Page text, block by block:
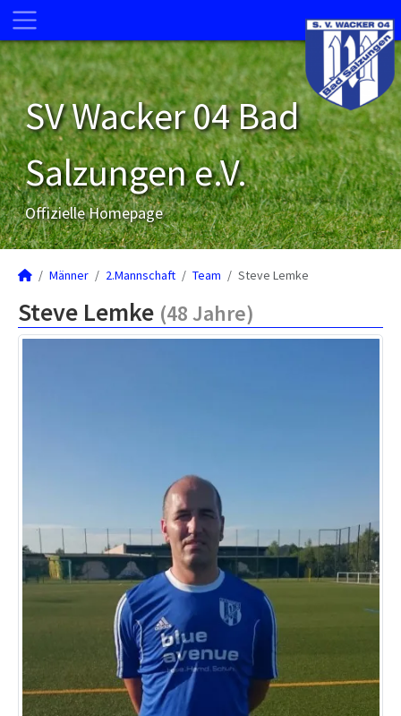
SV Wacker 04 Bad
Salzungen e.V.
Offizielle Homepage
Männer 2.Mannschaft Team Steve Lemke
Steve Lemke (48 Jahre)